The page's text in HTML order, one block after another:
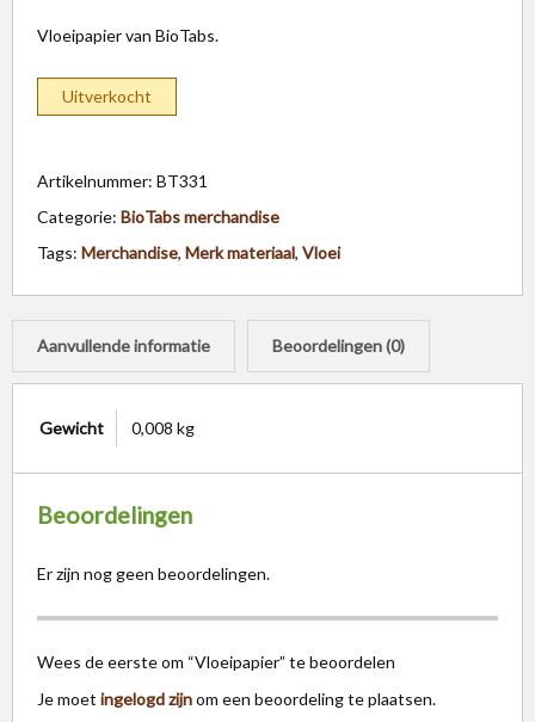
Vloeipapier van BioTabs.
Uitverkocht
Artikelnummer: BT331
Categorie: BioTabs merchandise
Tags: Merchandise, Merk materiaal, Vloei
Aanvullende informatie Beoordelingen (0)
Gewicht 0,008 kg
Beoordelingen
Er zijn nog geen beoordelingen.
Wees de eerste om “Vloeipapier” te beoordelen
Je moet ingelogd zijnom een beoordeling te plaatsen.